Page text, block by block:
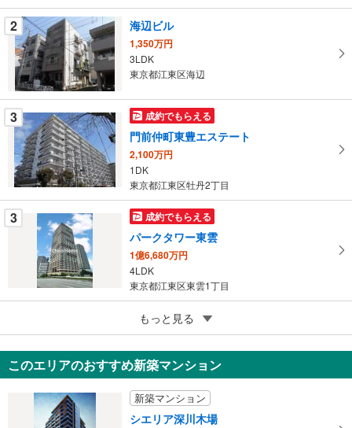
件
を
マ
イ
ペ
ー
ジ
に
保
存
る
2 海辺ビル
1,350万円
3LDK
東京都江東区海辺
3 成約でもらえる
門前仲町東豊エステート
2,100万円
1DK
東京都江東区牡丹2丁目
3 成約でもらえる
パークタワー東雲
1億6,680万円
4LDK
東京都江東区東雲1丁目
成約でもらえる
シティーハイツ深川
1,580万円
1DK
もっと見る
このエリアのおすすめ新築マンション
新築マンション
シエリア深川木場